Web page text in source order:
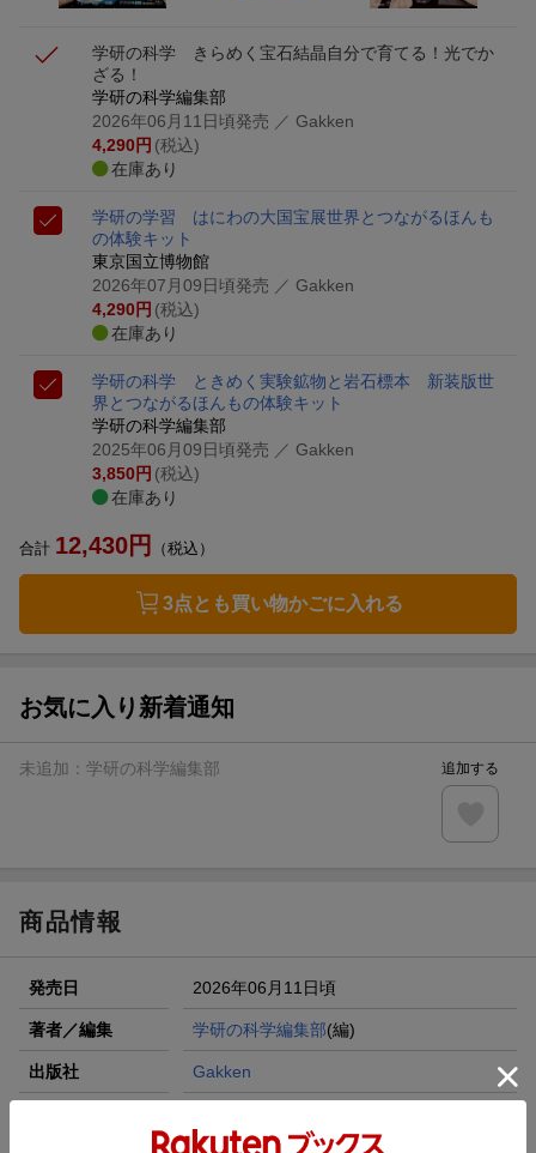
学研の科学 きらめく宝石結晶自分で育てる！光でか
ざる！
学研の科学編集部
2026年06月11日頃発売 ／ Gakken
4,290円 (税込)
在庫あり
学研の学習 はにわの大国宝展世界とつながるほんも
の体験キット
東京国立博物館
2026年07月09日頃発売 ／ Gakken
4,290円 (税込)
在庫あり
学研の科学 ときめく実験鉱物と岩石標本 新装版世
界とつながるほんもの体験キット
学研の科学編集部
2025年06月09日頃発売 ／ Gakken
3,850円 (税込)
在庫あり
合計 12,430円 （税込）
3点とも買い物かごに入れる
お気に入り新着通知
未追加： 学研の科学編集部 追加する
商品情報
発売日 2026年06月11日頃
著者／編集 学研の科学編集部(編)
出版社 Gakken